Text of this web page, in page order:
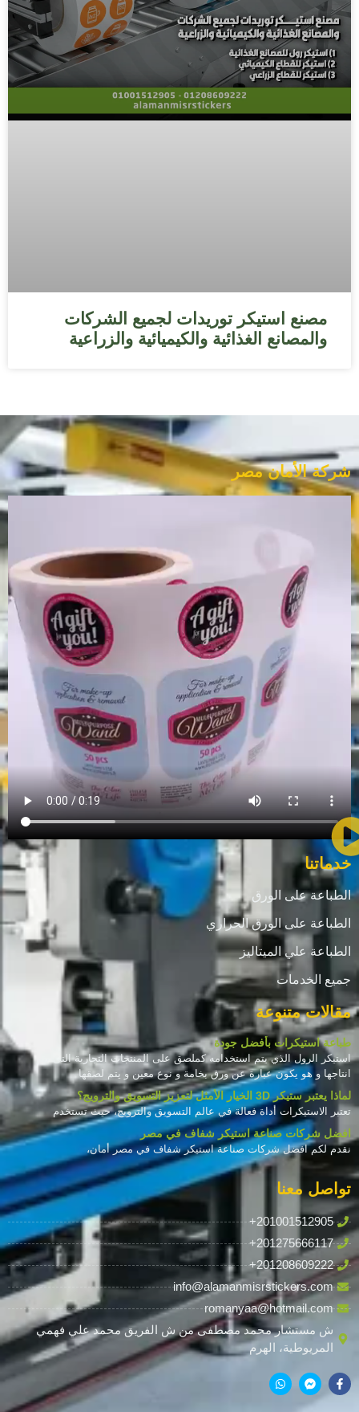
مصنع استيكر توريدات لجميع الشركات
والمصانع الغذائية والكيميائية والزراعية
شركة الأمان مصر
خدماتنا
الطباعة على الورق
الطباعة على الورق الحراري
الطباعة علي الميتاليز
جميع الخدمات
مقالات متنوعة
طباعة استيكرات بأفضل جودة
استيكر الرول الذي يتم استخدامه كملصق على المنتجات التجارية التى يتم
انتاجها و هو يكون عبارة عن ورق بخامة و نوع معين و يتم لصقها
لماذا يعتبر ستيكر 3D الخيار الأمثل لتعزيز التسويق والترويج؟
تعتبر الاستيكرات أداة فعالة في عالم التسويق والترويج، حيث تستخدم
افضل شركات صناعة استيكر شفاف في مصر
نقدم لكم افضل شركات صناعة استيكر شفاف في مصر أمان،
تواصل معنا
+201001512905
+201275666117
+201208609222
info@alamanmisrstickers.com
romanyaa@hotmail.com
ش مستشار محمد مصطفى من ش الفريق محمد علي فهمي
المريوطية، الهرم